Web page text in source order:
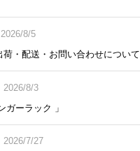
2026/8/5
荷・配送・お問い合わせについて
2026/8/3
ーラック 」
2026/7/27